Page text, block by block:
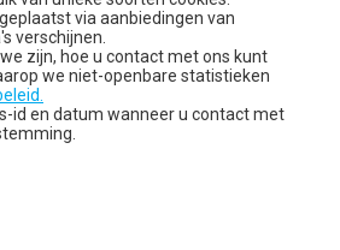
via aanbiedingen van
verschijnen.
zijn, hoe u contact met ons kunt
we niet-openbare statistieken
id en datum wanneer u contact met